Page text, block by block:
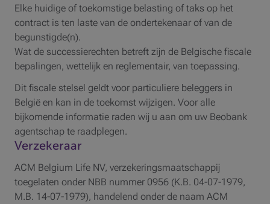
Elke huidige of toekomstige belasting of taks op het
contract is ten laste van de ondertekenaar of van de
begunstigde(n).
Wat de successierechten betreft zijn de Belgische fiscale
bepalingen, wettelijk en reglementair, van toepassing.
Dit fiscale stelsel geldt voor particuliere beleggers in
België en kan in de toekomst wijzigen. Voor alle
bijkomende informatie raden wij u aan om uw Beobank
agentschap te raadplegen.
Verzekeraar
ACM Belgium Life NV, verzekeringsmaatschappij
toegelaten onder NBB nummer 0956 (K.B. 04-07-1979,
M.B. 14-07-1979), handelend onder de naam ACM